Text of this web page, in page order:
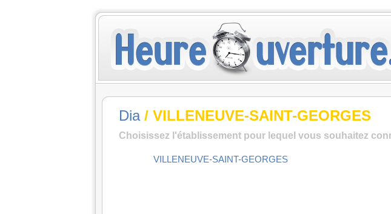
Dia/ VILLENEUVE-SAINT-GEORGES
Choisissez l'établissement pour lequel vous souhaitez
VILLENEUVE-SAINT-GEORGES